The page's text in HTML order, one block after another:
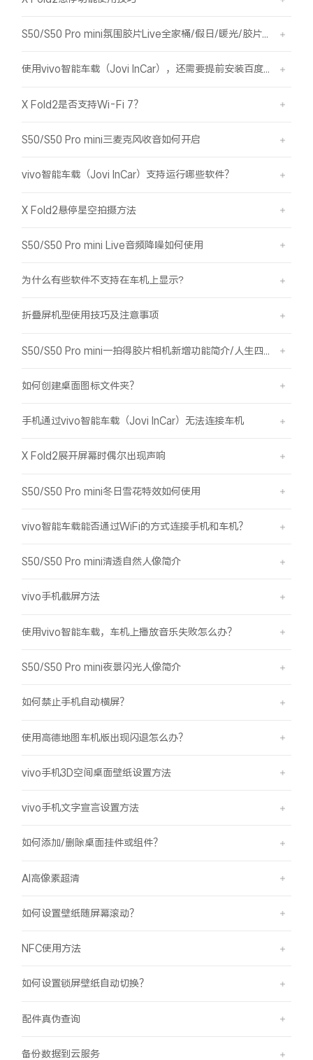
使用vivo智能车载（Jovi InCar），还需要提前安装百度CarLife+软件吗？
X Fold2是否支持Wi-Fi 7？
S50/S50 Pro mini三麦克风收音如何开启
vivo智能车载（Jovi InCar）支持运行哪些软件？
X Fold2悬停星空拍摄方法
S50/S50 Pro mini Live音频降噪如何使用
为什么有些软件不支持在车机上显示?
折叠屏机型使用技巧及注意事项
如何创建桌面图标文件夹？
手机通过vivo智能车载（Jovi InCar）无法连接车机
X Fold2展开屏幕时偶尔出现声响
S50/S50 Pro mini冬日雪花特效如何使用
vivo智能车载能否通过WiFi的方式连接手机和车机？
S50/S50 Pro mini清透自然人像简介
vivo手机截屏方法
使用vivo智能车载，车机上播放音乐失败怎么办？
S50/S50 Pro mini夜景闪光人像简介
如何禁止手机自动横屏？
使用高德地图车机版出现闪退怎么办？
vivo手机3D空间桌面壁纸设置方法
vivo手机文字宣言设置方法
如何添加/删除桌面挂件或组件？
AI高像素超清
如何设置壁纸随屏幕滚动？
NFC使用方法
如何设置锁屏壁纸自动切换？
配件真伪查询
备份数据到云服务